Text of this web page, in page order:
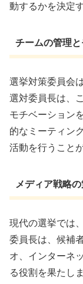
動するかを決定
チームの管理
選挙対策委員会
選対委員長は、
モチベーション
的なミーティン
活動を行うこと
メディア戦略
現代の選挙では
委員長は、候補
オ、インターネ
る役割を果たしま